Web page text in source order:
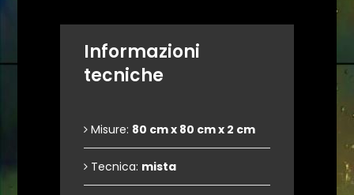
Informazioni
tecniche
Misure: 80 cm x 80 cm x 2 cm
Tecnica: mista